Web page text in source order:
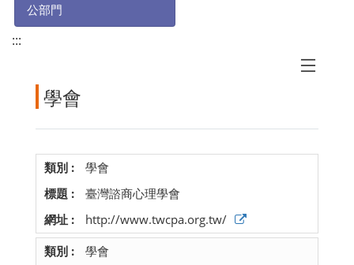
公部門
:::
學會
學會
臺灣諮商心理學會
http://www.twcpa.org.tw/
學會